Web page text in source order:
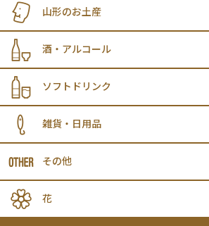
山形のお土産
酒・アルコール
ソフトドリンク
雑貨・日用品
その他
花